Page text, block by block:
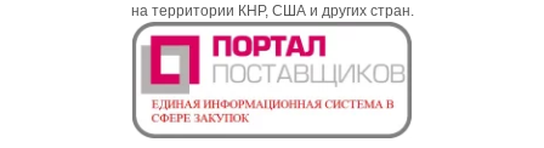
на территории КНР, США и других стран.